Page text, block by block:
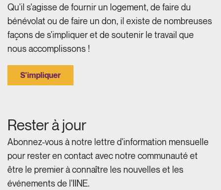
Qu'il s'agisse de fournir un logement, de faire du
bénévolat ou de faire un don, il existe de nombreuses
façons de s'impliquer et de soutenir le travail que
nous accomplissons !
S'impliquer
Rester à jour
Abonnez-vous à notre lettre d'information mensuelle
pour rester en contact avec notre communauté et
être le premier à connaître les nouvelles et les
événements de l'IINE.